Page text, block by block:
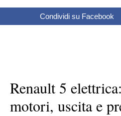
Condividi su Facebook
Renault 5
motori, uscita e